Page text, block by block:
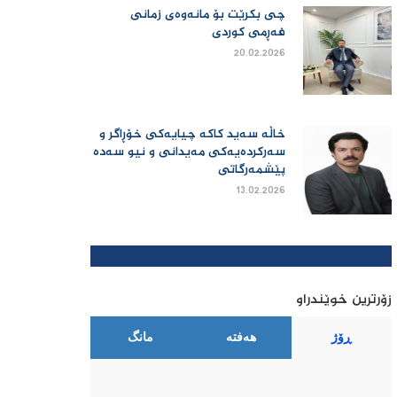
چی بكرێت بۆ مانەوەی زمانی
فەڕمی كوردی
20.02.2026
خاڵە سەید کاکە چیایەکی خۆڕاگر و
سەرکردەیەکی مەیدانی و نیو سەدە
پێشمەرگاتی
13.02.2026
زۆرترین خوێندراو
ڕۆژ هەفتە مانگ